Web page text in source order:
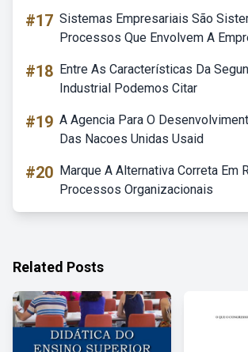
#17 Sistemas Empresariais São
Processos Que Envolvem A
#18 Entre As Características Da
Industrial Podemos Citar
#19 A Agencia Para O
Das Nacoes Unidas Usaid
#20 Marque A Alternativa Correta Em
Processos Organizacionais
Related Posts